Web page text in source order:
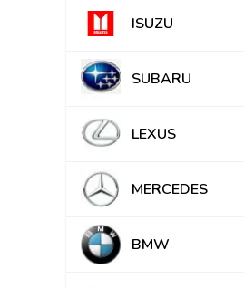
ISUZU
SUBARU
LEXUS
MERCEDES
BMW